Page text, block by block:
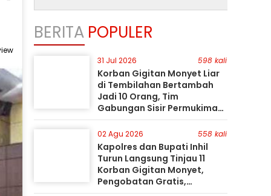
BERITA POPULER
31 Jul 2026 598 kali
Korban Gigitan Monyet Liar
di Tembilahan Bertambah
Jadi 10 Orang, Tim
Gabungan Sisir Permukiman
Gunakan Perahu Karet
02 Agu 2026 558 kali
Kapolres dan Bupati Inhil
Turun Langsung Tinjau 11
Korban Gigitan Monyet,
Pengobatan Gratis,
Perburuan Terus Berlanjut